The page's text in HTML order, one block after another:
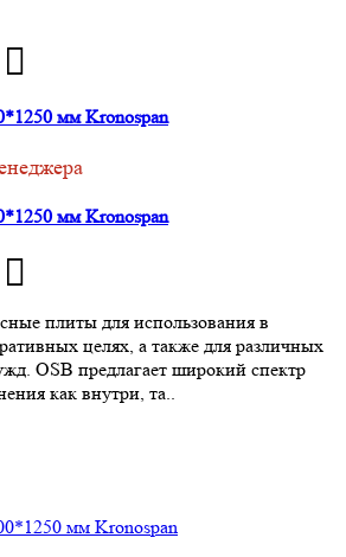
мм Kronospan
мм Kronospan
плиты для использования в
целях, а также для различных
OSB предлагает широкий спектр
как внутри, та..